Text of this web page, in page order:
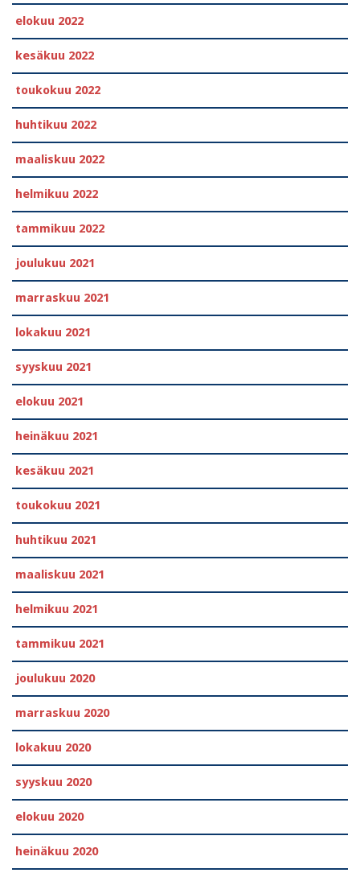
elokuu 2022
kesäkuu 2022
toukokuu 2022
huhtikuu 2022
maaliskuu 2022
helmikuu 2022
tammikuu 2022
joulukuu 2021
marraskuu 2021
lokakuu 2021
syyskuu 2021
elokuu 2021
heinäkuu 2021
kesäkuu 2021
toukokuu 2021
huhtikuu 2021
maaliskuu 2021
helmikuu 2021
tammikuu 2021
joulukuu 2020
marraskuu 2020
lokakuu 2020
syyskuu 2020
elokuu 2020
heinäkuu 2020